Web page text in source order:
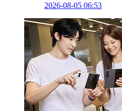
2026-08-05 06:53